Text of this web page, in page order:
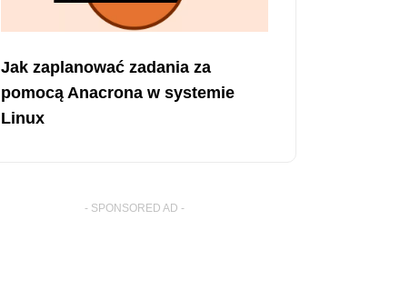
Jak zaplanować zadania za
pomocą Anacrona w systemie
Linux
- SPONSORED AD -